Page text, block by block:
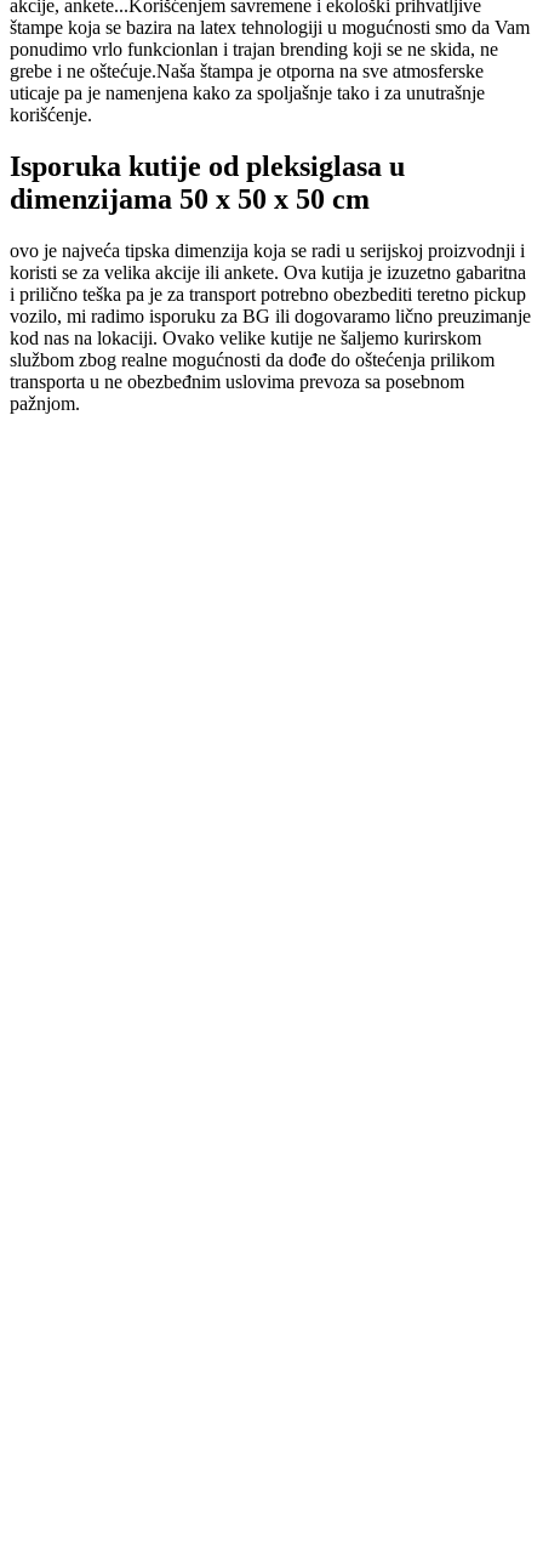
akcije, ankete...Korišćenjem savremene i ekološki prihvatljive
štampe koja se bazira na latex tehnologiji u mogućnosti smo da Vam
ponudimo vrlo funkcionlan i trajan brending koji se ne skida, ne
grebe i ne oštećuje.Naša štampa je otporna na sve atmosferske
uticaje pa je namenjena kako za spoljašnje tako i za unutrašnje
korišćenje.
Isporuka kutije od pleksiglasa u
dimenzijama 50 x 50 x 50 cm
ovo je najveća tipska dimenzija koja se radi u serijskoj proizvodnji i
koristi se za velika akcije ili ankete. Ova kutija je izuzetno gabaritna
i prilično teška pa je za transport potrebno obezbediti teretno pickup
vozilo, mi radimo isporuku za BG ili dogovaramo lično preuzimanje
kod nas na lokaciji. Ovako velike kutije ne šaljemo kurirskom
službom zbog realne mogućnosti da dođe do oštećenja prilikom
transporta u ne obezbeđnim uslovima prevoza sa posebnom
pažnjom.